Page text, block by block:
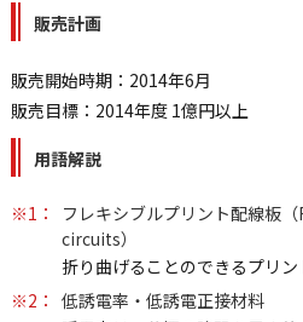
販売計画
販売開始時期：2014年6月
販売目標：2014年度 1億円以上
用語解説
※1：
フレキシブルプリント配線板
circuits）
折り曲げることのできるプリン
※2： 低誘電率・低誘電正接材料